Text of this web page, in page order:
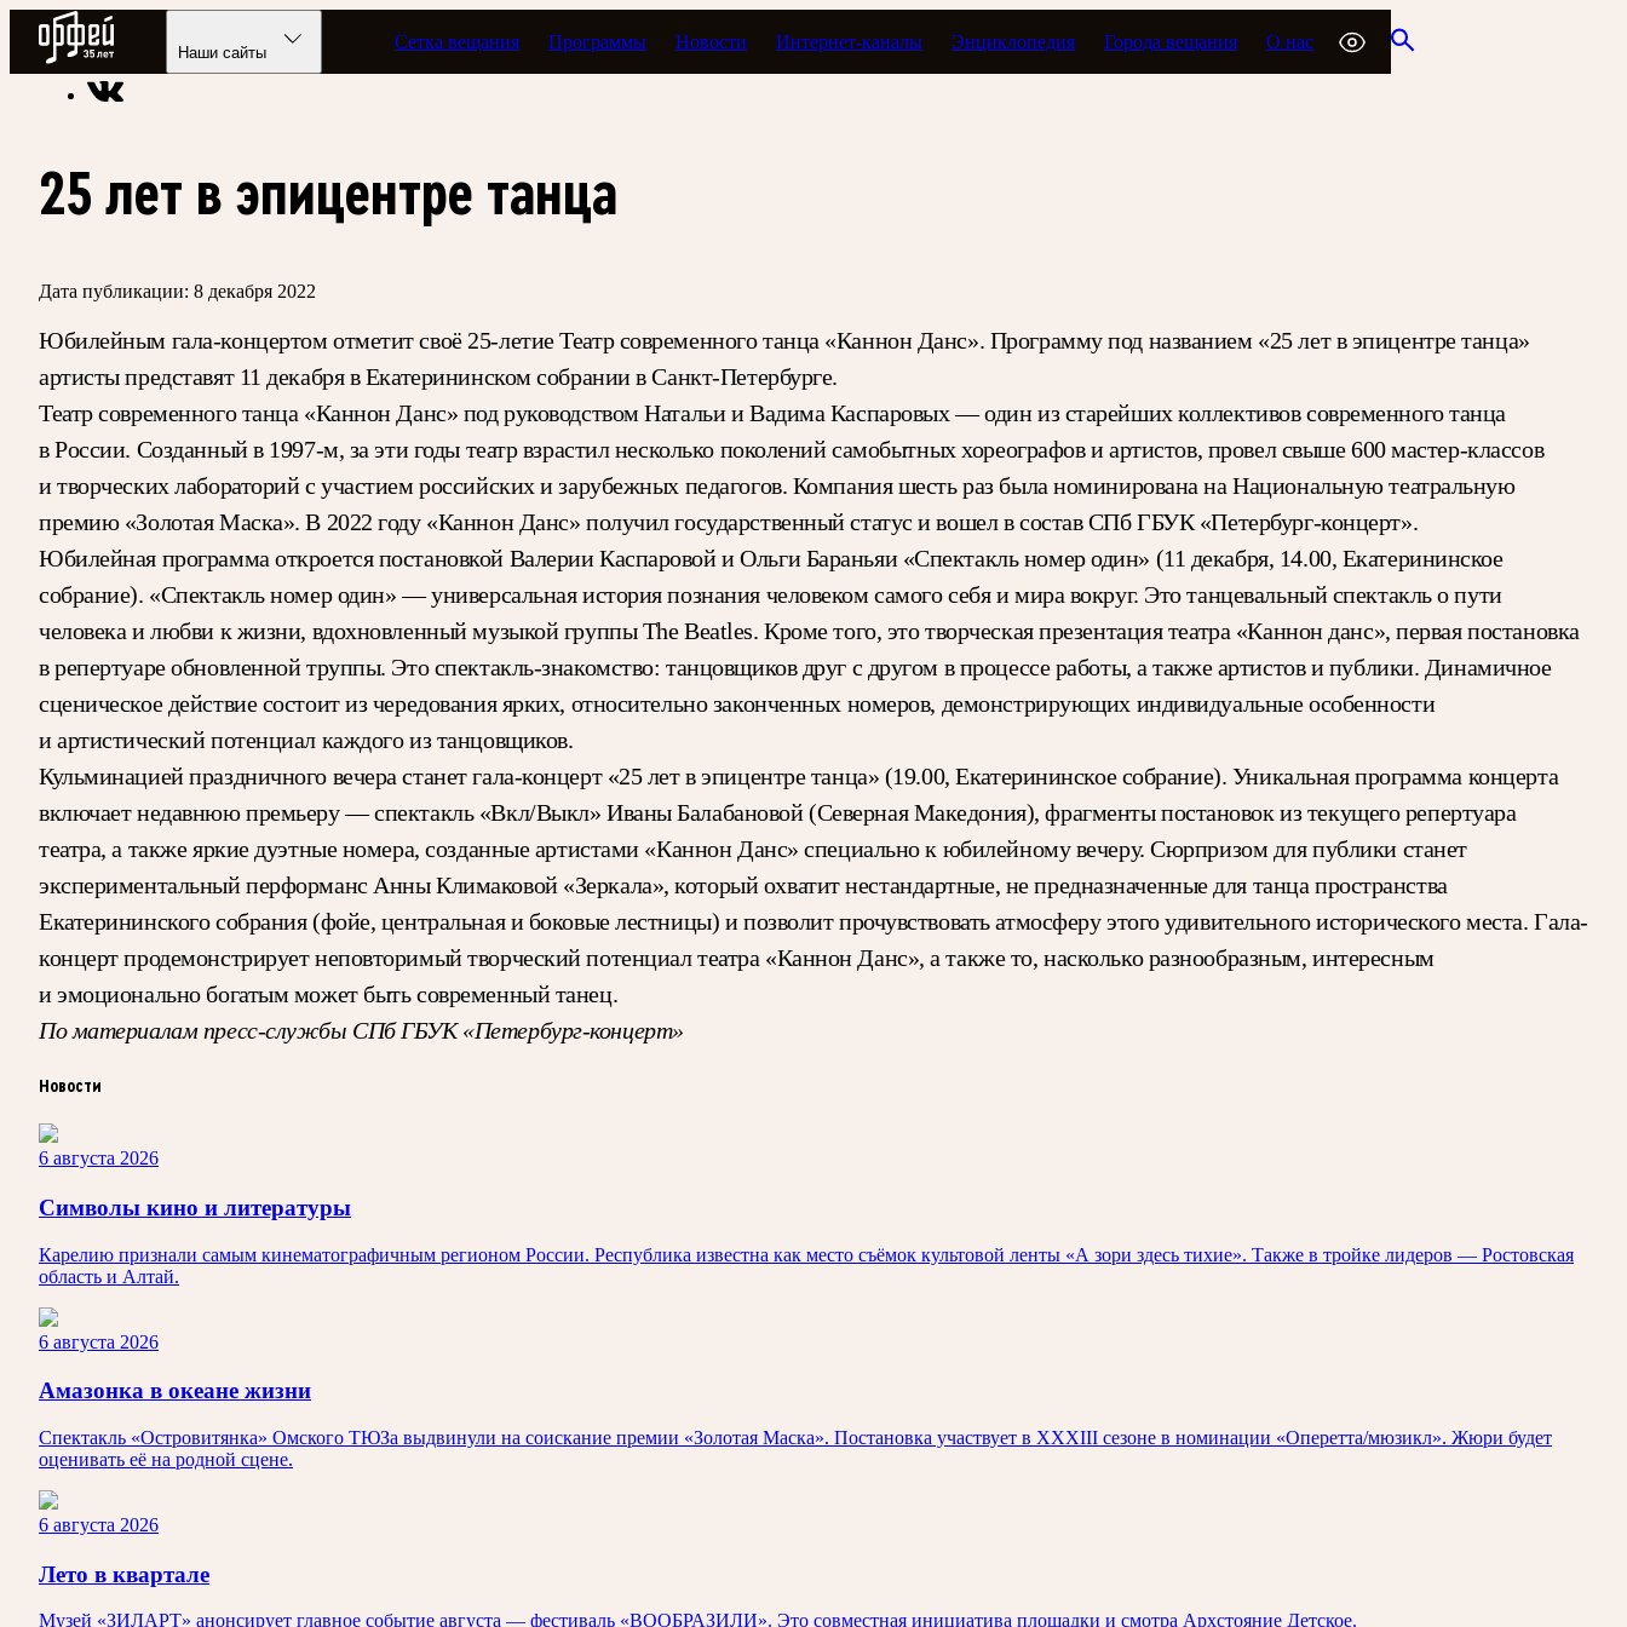
Радио Орфей
Наши сайты
Сетка вещания Программы Новости Интернет-каналы Энциклопедия Города вещания О нас
Радио классической музыки «Орфей» Новости
25 лет в эпицентре танца
Дата публикации: 8 декабря 2022
Юбилейным гала-концертом отметит своё 25-летие Театр современного танца «Каннон Данс». Программу под названием «25 лет в эпицентре танца»
артисты представят 11 декабря в Екатерининском собрании в Санкт-Петербурге.
Театр современного танца «Каннон Данс» под руководством Натальи и Вадима Каспаровых — один из старейших коллективов современного танца
в России. Созданный в 1997-м, за эти годы театр взрастил несколько поколений самобытных хореографов и артистов, провел свыше 600 мастер-классов
и творческих лабораторий с участием российских и зарубежных педагогов. Компания шесть раз была номинирована на Национальную театральную
премию «Золотая Маска». В 2022 году «Каннон Данс» получил государственный статус и вошел в состав СПб ГБУК «Петербург-концерт».
Юбилейная программа откроется постановкой Валерии Каспаровой и Ольги Бараньяи «Спектакль номер один» (11 декабря, 14.00, Екатерининское
собрание). «Спектакль номер один» — универсальная история познания человеком самого себя и мира вокруг. Это танцевальный спектакль о пути
человека и любви к жизни, вдохновленный музыкой группы The Beatles. Кроме того, это творческая презентация театра «Каннон данс», первая постановка
в репертуаре обновленной труппы. Это спектакль-знакомство: танцовщиков друг с другом в процессе работы, а также артистов и публики. Динамичное
сценическое действие состоит из чередования ярких, относительно законченных номеров, демонстрирующих индивидуальные особенности
и артистический потенциал каждого из танцовщиков.
Кульминацией праздничного вечера станет гала-концерт «25 лет в эпицентре танца» (19.00, Екатерининское собрание). Уникальная программа концерта
включает недавнюю премьеру — спектакль «Вкл/Выкл» Иваны Балабановой (Северная Македония), фрагменты постановок из текущего репертуара
театра, а также яркие дуэтные номера, созданные артистами «Каннон Данс» специально к юбилейному вечеру. Сюрпризом для публики станет
экспериментальный перформанс Анны Климаковой «Зеркала», который охватит нестандартные, не предназначенные для танца пространства
Екатерининского собрания (фойе, центральная и боковые лестницы) и позволит прочувствовать атмосферу этого удивительного исторического места. Гала-
концерт продемонстрирует неповторимый творческий потенциал театра «Каннон Данс», а также то, насколько разнообразным, интересным
и эмоционально богатым может быть современный танец.
По материалам пресс-службы СПб ГБУК «Петербург-концерт»
Новости
6 августа 2026
Символы кино и литературы
Карелию признали самым кинематографичным регионом России. Республика известна как место съёмок культовой ленты «А зори здесь тихие». Также в тройке лидеров — Ростовская
область и Алтай.
6 августа 2026
Амазонка в океане жизни
Спектакль «Островитянка» Омского ТЮЗа выдвинули на соискание премии «Золотая Маска». Постановка участвует в XXXIII сезоне в номинации «Оперетта/мюзикл». Жюри будет
оценивать её на родной сцене.
6 августа 2026
Лето в квартале
Музей «ЗИЛАРТ» анонсирует главное событие августа — фестиваль «ВООБРАЗИЛИ». Это совместная инициатива площадки и смотра Архстояние Детское.